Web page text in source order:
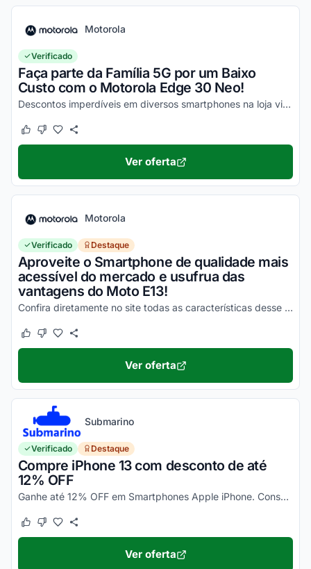
Motorola
Verificado
Faça parte da Família 5G por um Baixo
Custo com o Motorola Edge 30 Neo!
Descontos imperdíveis em diversos smartphones na loja virtual, incluindo o Moto Edge 30 Neo. Confira!
Este cupom funcionou
Este cupom não funcionou
Ver oferta
Motorola
Verificado Destaque
Aproveite o Smartphone de qualidade mais
acessível do mercado e usufrua das
vantagens do Moto E13!
Confira diretamente no site todas as características desse novo smartphone Motorola e aproveite!
Este cupom funcionou
Este cupom não funcionou
Ver oferta
Submarino
Verificado Destaque
Compre iPhone 13 com desconto de até
12% OFF
Ganhe até 12% OFF em Smartphones Apple iPhone. Consulte ainda condições diferenciadas para pagamento no cartão Submarino. Confira!
Este cupom funcionou
Este cupom não funcionou
Ver oferta